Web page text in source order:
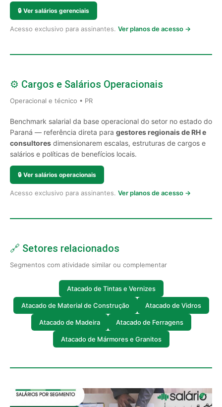
🔒 Ver salários gerenciais
Acesso exclusivo para assinantes. Ver planos de acesso →
⚙️ Cargos e Salários Operacionais
Operacional e técnico • PR
Benchmark salarial da base operacional do setor no estado do
Paraná — referência direta para gestores regionais de RH e
consultores dimensionarem escalas, estruturas de cargos e
salários e políticas de benefícios locais.
🔒 Ver salários operacionais
Acesso exclusivo para assinantes. Ver planos de acesso →
🔗 Setores relacionados
Segmentos com atividade similar ou complementar
Atacado de Tintas e Vernizes
Atacado de Material de Construção Atacado de Vidros
Atacado de Madeira Atacado de Ferragens
Atacado de Mármores e Granitos